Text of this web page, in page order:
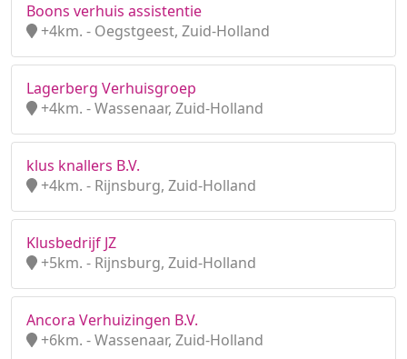
Boons verhuis assistentie
+4km. - Oegstgeest, Zuid-Holland
Lagerberg Verhuisgroep
+4km. - Wassenaar, Zuid-Holland
klus knallers B.V.
+4km. - Rijnsburg, Zuid-Holland
Klusbedrijf JZ
+5km. - Rijnsburg, Zuid-Holland
Ancora Verhuizingen B.V.
+6km. - Wassenaar, Zuid-Holland